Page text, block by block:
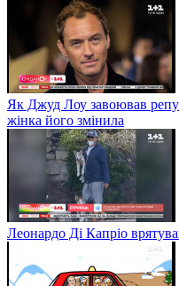
Як Джуд Лоу завоював
жінка його змінила
Леонардо Ді Капріо